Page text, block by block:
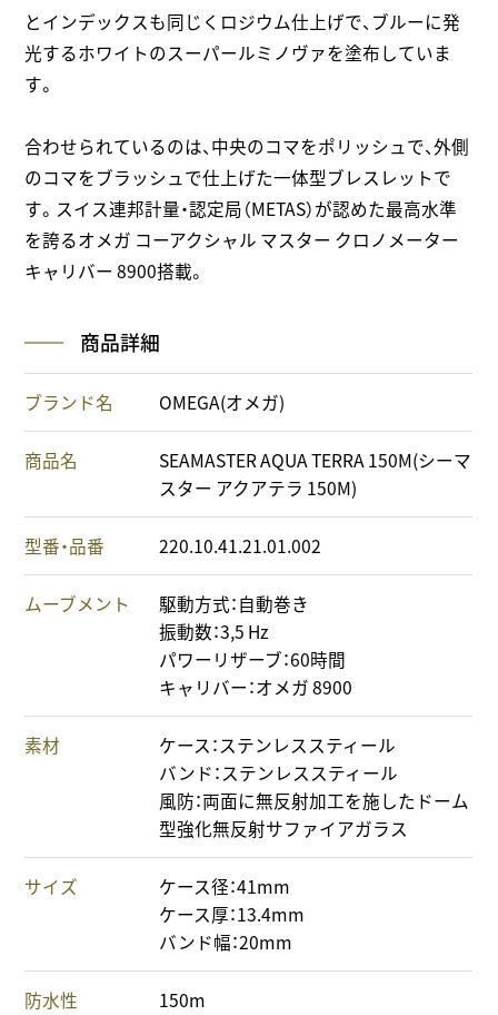
とインデックスも同じくロジウム仕上げで、ブルーに発
光するホワイトのスーパールミノヴァを塗布していま
す。
合わせられているのは、中央のコマをポリッシュで、外側
のコマをブラッシュで仕上げた一体型ブレスレットで
す。スイス連邦計量・認定局（METAS）が認めた最高水準
を誇るオメガ コーアクシャル マスター クロノメーター
キャリバー 8900搭載。
商品詳細
ブランド名 OMEGA(オメガ)
商品名
SEAMASTER AQUA TERRA 150M(シーマ
スター アクアテラ 150M)
型番・品番 220.10.41.21.01.002
ムーブメント
駆動方式：自動巻き
振動数：3,5 Hz
パワーリザーブ：60時間
キャリバー：オメガ 8900
素材
ケース：ステンレススティール
バンド：ステンレススティール
風防：両面に無反射加工を施したドーム
型強化無反射サファイアガラス
サイズ
ケース径：41mm
ケース厚：13.4mm
バンド幅：20mm
防水性 150m